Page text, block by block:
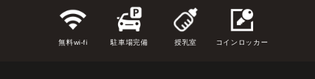
無料wi-fi 駐車場完備 授乳室 コインロッカー